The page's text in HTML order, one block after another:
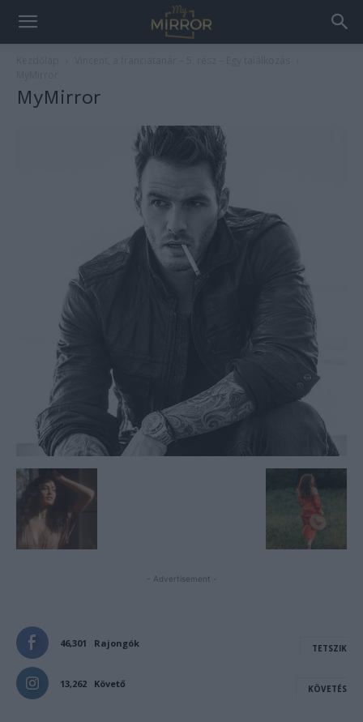
MyMirror
- Advertisement -
46,301 Rajongók TETSZIK
13,262 Követő KÖVETÉS